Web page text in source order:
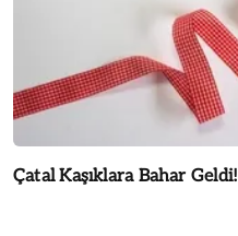
Çatal Kaşıklara Bahar Geldi!